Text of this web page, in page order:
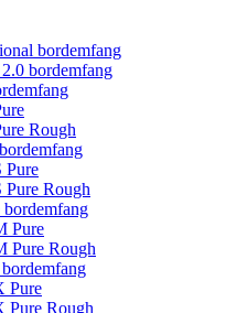
bordemfang
bordemfang
Rough
Pure
Rough
Pure
Pure Rough
Pure
Pure Rough